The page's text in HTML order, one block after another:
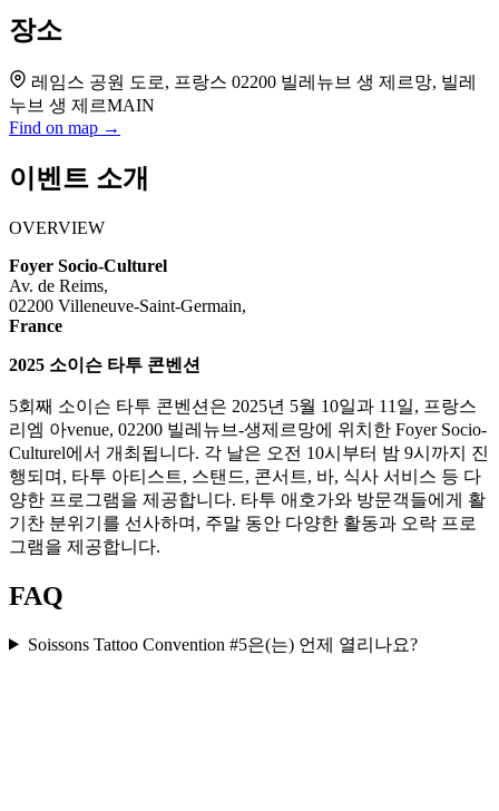
장소
레임스 공원 도로, 프랑스 02200 빌레뉴브 생 제르망, 빌레
누브 생 제르MAIN
Find on map →
이벤트 소개
OVERVIEW
Foyer Socio-Culturel
Av. de Reims,
02200 Villeneuve-Saint-Germain,
France
2025 소이슨 타투 콘벤션
5회째 소이슨 타투 콘벤션은 2025년 5월 10일과 11일, 프랑스
리엠 아venue, 02200 빌레뉴브-생제르망에 위치한 Foyer Socio-
Culturel에서 개최됩니다. 각 날은 오전 10시부터 밤 9시까지 진
행되며, 타투 아티스트, 스탠드, 콘서트, 바, 식사 서비스 등 다
양한 프로그램을 제공합니다. 타투 애호가와 방문객들에게 활
기찬 분위기를 선사하며, 주말 동안 다양한 활동과 오락 프로
그램을 제공합니다.
FAQ
Soissons Tattoo Convention #5은(는) 언제 열리나요?